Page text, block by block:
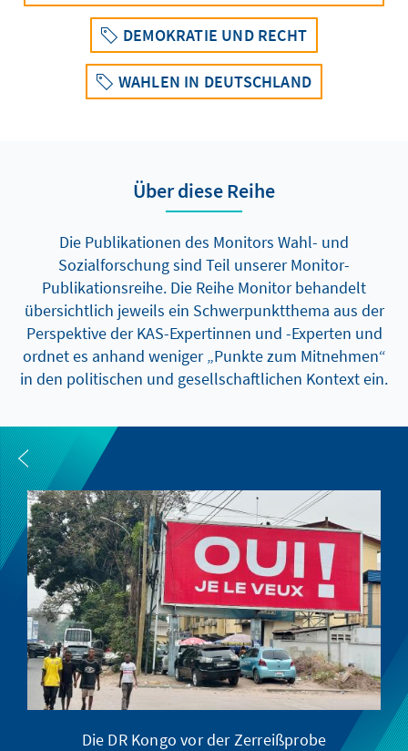
DEMOKRATIE UND RECHT
WAHLEN IN DEUTSCHLAND
Über diese Reihe
Die Publikationen des Monitors Wahl- und
Sozialforschung sind Teil unserer Monitor-
Publikationsreihe. Die Reihe Monitor behandelt
übersichtlich jeweils ein Schwerpunktthema aus der
Perspektive der KAS-Expertinnen und -Experten und
ordnet es anhand weniger „Punkte zum Mitnehmen“
in den politischen und gesellschaftlichen Kontext ein.
Die DR Kongo vor der Zerreißprobe